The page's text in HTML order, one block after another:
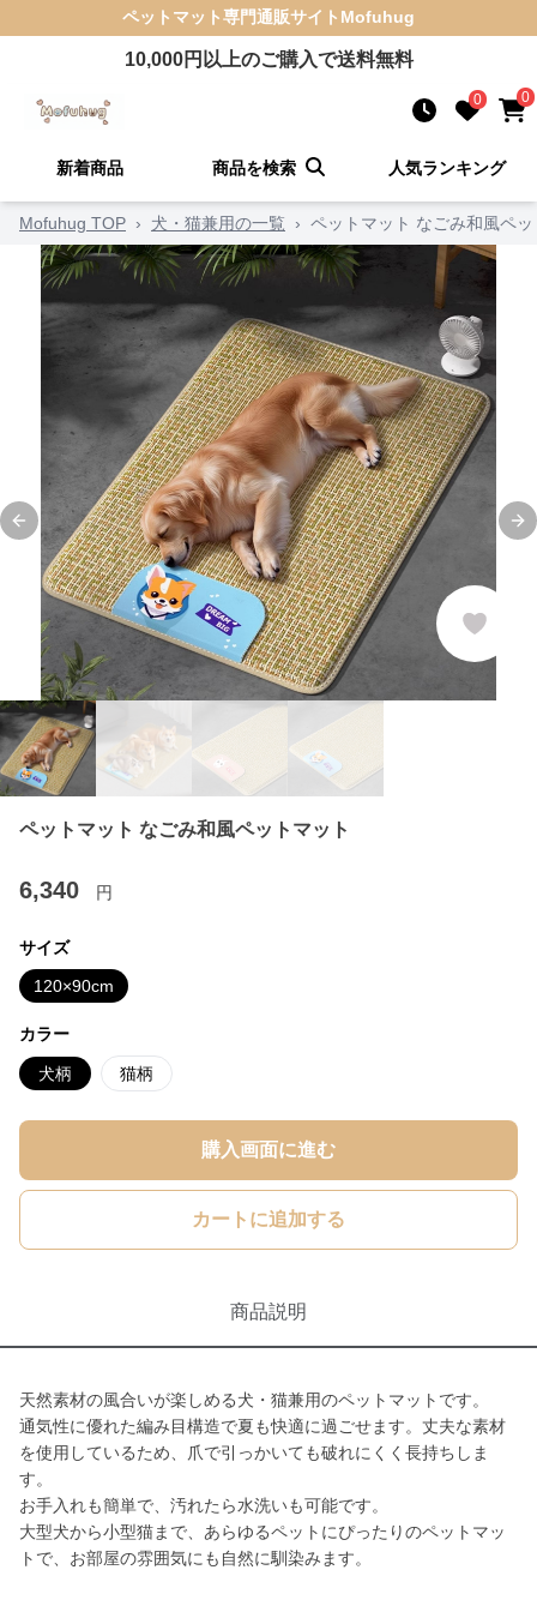
ペットマット専門通販サイト Mofuhug
10,000円以上のご購入で送料無料
0 0
新着商品 商品を検索 人気ランキング
Mofuhug TOP › 犬・猫兼用の一覧 › ペットマット なごみ和風ペ
Previous slide
ペットマット なごみ和風ペットマット
6,340 円
サイズ
120×90cm
カラー
犬柄 猫柄
購入画面に進む
カートに追加する
商品説明
天然素材の風合いが楽しめる犬・猫兼用のペットマットです。
通気性に優れた編み目構造で夏も快適に過ごせます。丈夫な素材
を使用しているため、爪で引っかいても破れにくく長持ちしま
す。
お手入れも簡単で、汚れたら水洗いも可能です。
大型犬から小型猫まで、あらゆるペットにぴったりのペットマッ
トで、お部屋の雰囲気にも自然に馴染みます。